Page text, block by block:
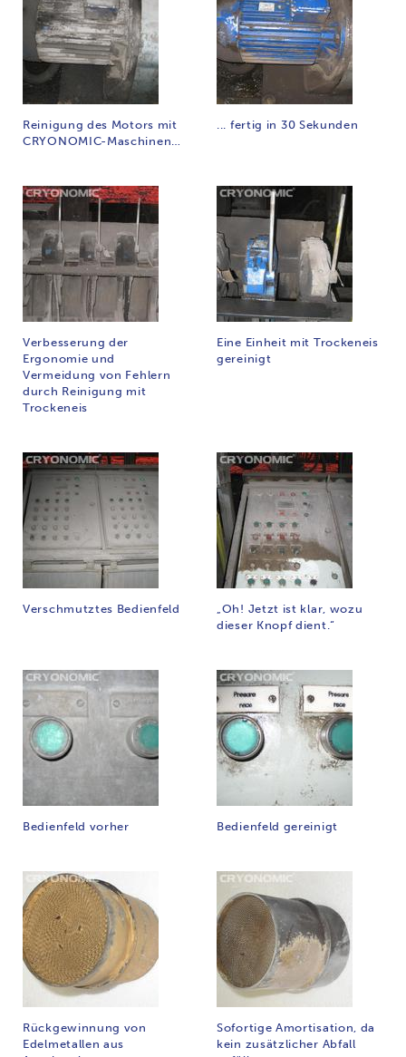
Reinigung des Motors mit
CRYONOMIC-Maschinen…
... fertig in 30 Sekunden
Verbesserung der
Ergonomie und
Vermeidung von Fehlern
durch Reinigung mit
Trockeneis
Eine Einheit mit Trockeneis
gereinigt
Verschmutztes Bedienfeld
„Oh! Jetzt ist klar, wozu
dieser Knopf dient.“
Bedienfeld vorher Bedienfeld gereinigt
Rückgewinnung von
Edelmetallen aus
Sofortige Amortisation, da
kein zusätzlicher Abfall